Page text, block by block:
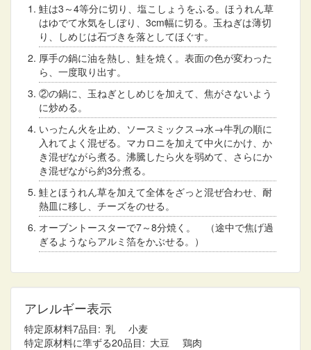
鮭は3～4等分に切り、塩こしょうをふる。ほうれん草
はゆでて水気をしぼり、3cm幅に切る。玉ねぎは薄切
り、しめじは石づきを落としてほぐす。
厚手の鍋に油を熱し、鮭を焼く。表面の色が変わった
ら、一度取り出す。
②の鍋に、玉ねぎとしめじを加えて、焦がさないよう
に炒める。
いったん火を止め、ソースミックス→水→牛乳の順に
入れてよく混ぜる。マカロニを加えて中火にかけ、か
き混ぜながら煮る。沸騰したら火を弱めて、さらにか
き混ぜながら約3分煮る。
鮭とほうれん草を加えて全体をざっと混ぜ合わせ、耐
熱皿に移し、チーズをのせる。
オーブントースターで7～8分焼く。 （途中で焦げ過
ぎるようならアルミ箔をかぶせる。）
アレルギー表示
特定原材料7品目 乳
小麦
特定原材料に準ずる20品目
大豆 鶏肉